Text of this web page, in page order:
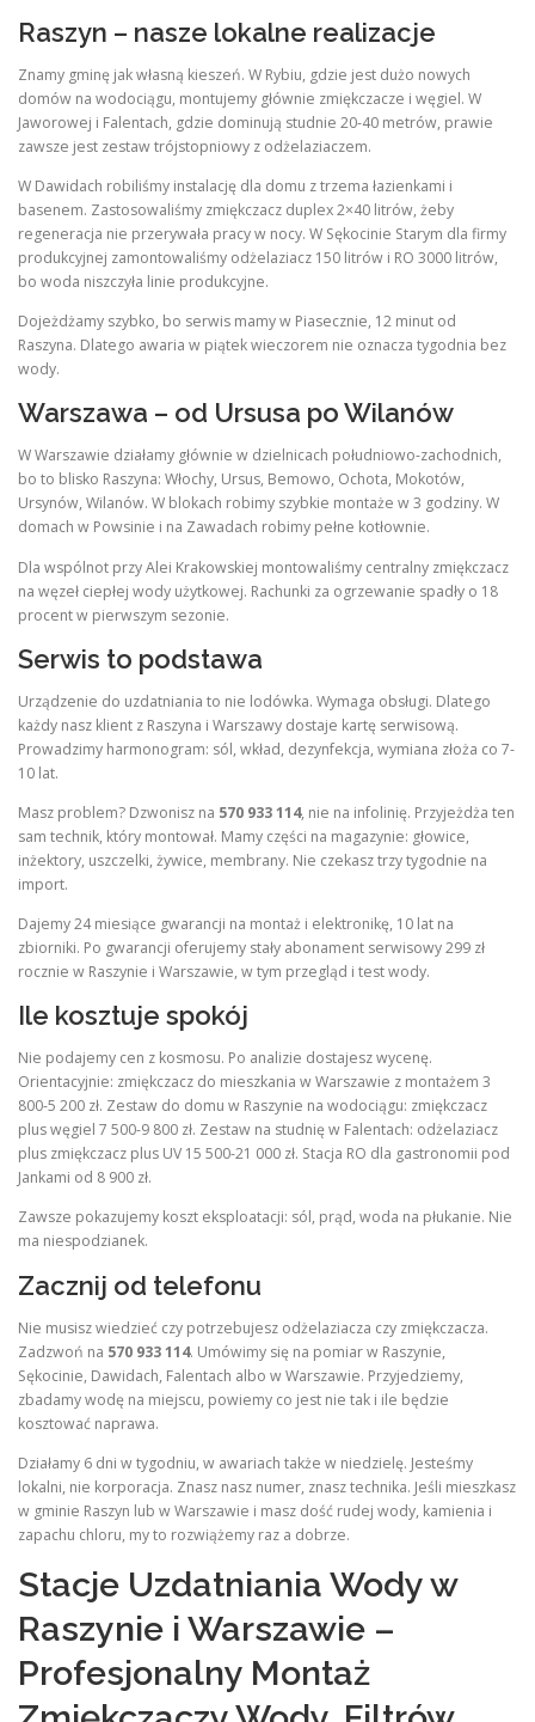
Raszyn – nasze lokalne realizacje
Znamy gminę jak własną kieszeń. W Rybiu, gdzie jest dużo nowych
domów na wodociągu, montujemy głównie zmiękczacze i węgiel. W
Jaworowej i Falentach, gdzie dominują studnie 20-40 metrów, prawie
zawsze jest zestaw trójstopniowy z odżelaziaczem.
W Dawidach robiliśmy instalację dla domu z trzema łazienkami i
basenem. Zastosowaliśmy zmiękczacz duplex 2×40 litrów, żeby
regeneracja nie przerywała pracy w nocy. W Sękocinie Starym dla firmy
produkcyjnej zamontowaliśmy odżelaziacz 150 litrów i RO 3000 litrów,
bo woda niszczyła linie produkcyjne.
Dojeżdżamy szybko, bo serwis mamy w Piasecznie, 12 minut od
Raszyna. Dlatego awaria w piątek wieczorem nie oznacza tygodnia bez
wody.
Warszawa – od Ursusa po Wilanów
W Warszawie działamy głównie w dzielnicach południowo-zachodnich,
bo to blisko Raszyna: Włochy, Ursus, Bemowo, Ochota, Mokotów,
Ursynów, Wilanów. W blokach robimy szybkie montaże w 3 godziny. W
domach w Powsinie i na Zawadach robimy pełne kotłownie.
Dla wspólnot przy Alei Krakowskiej montowaliśmy centralny zmiękczacz
na węzeł ciepłej wody użytkowej. Rachunki za ogrzewanie spadły o 18
procent w pierwszym sezonie.
Serwis to podstawa
Urządzenie do uzdatniania to nie lodówka. Wymaga obsługi. Dlatego
każdy nasz klient z Raszyna i Warszawy dostaje kartę serwisową.
Prowadzimy harmonogram: sól, wkład, dezynfekcja, wymiana złoża co 7-
10 lat.
Masz problem? Dzwonisz na 570 933 114, nie na infolinię. Przyjeżdża ten
sam technik, który montował. Mamy części na magazynie: głowice,
inżektory, uszczelki, żywice, membrany. Nie czekasz trzy tygodnie na
import.
Dajemy 24 miesiące gwarancji na montaż i elektronikę, 10 lat na
zbiorniki. Po gwarancji oferujemy stały abonament serwisowy 299 zł
rocznie w Raszynie i Warszawie, w tym przegląd i test wody.
Ile kosztuje spokój
Nie podajemy cen z kosmosu. Po analizie dostajesz wycenę.
Orientacyjnie: zmiękczacz do mieszkania w Warszawie z montażem 3
800-5 200 zł. Zestaw do domu w Raszynie na wodociągu: zmiękczacz
plus węgiel 7 500-9 800 zł. Zestaw na studnię w Falentach: odżelaziacz
plus zmiękczacz plus UV 15 500-21 000 zł. Stacja RO dla gastronomii pod
Jankami od 8 900 zł.
Zawsze pokazujemy koszt eksploatacji: sól, prąd, woda na płukanie. Nie
ma niespodzianek.
Zacznij od telefonu
Nie musisz wiedzieć czy potrzebujesz odżelaziacza czy zmiękczacza.
Zadzwoń na 570 933 114. Umówimy się na pomiar w Raszynie,
Sękocinie, Dawidach, Falentach albo w Warszawie. Przyjedziemy,
zbadamy wodę na miejscu, powiemy co jest nie tak i ile będzie
kosztować naprawa.
Działamy 6 dni w tygodniu, w awariach także w niedzielę. Jesteśmy
lokalni, nie korporacja. Znasz nasz numer, znasz technika. Jeśli mieszkasz
w gminie Raszyn lub w Warszawie i masz dość rudej wody, kamienia i
zapachu chloru, my to rozwiążemy raz a dobrze.
Stacje Uzdatniania Wody w
Raszynie i Warszawie –
Profesjonalny Montaż